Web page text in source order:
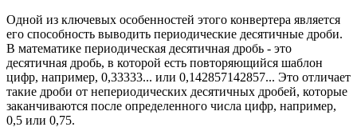
Одной из ключевых особенностей этого конвертера является
его способность выводить периодические десятичные дроби.
В математике периодическая десятичная дробь - это
десятичная дробь, в которой есть повторяющийся шаблон
цифр, например, 0,33333... или 0,142857142857... Это отличает
такие дроби от непериодических десятичных дробей, которые
заканчиваются после определенного числа цифр, например,
0,5 или 0,75.